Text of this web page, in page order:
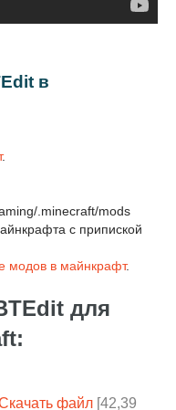
в
.
.minecraft/mods
с припиской
модов в майнкрафт.
для
файл [42,39